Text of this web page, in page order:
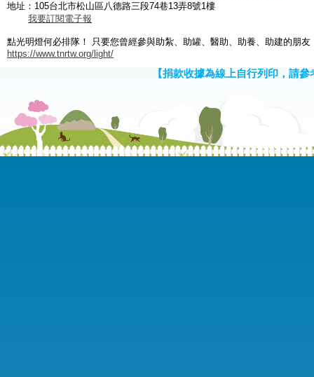
地址：105台北市松山區八德路三段74巷13弄8號1樓
我要訂閱電子報
點光明燈何必排隊！ 只要您曾經參與助紮、助罐、醫助、助養、助建的朋
https://www.tnrtw.org/light/
【捐款收據為線上自行列印，請參